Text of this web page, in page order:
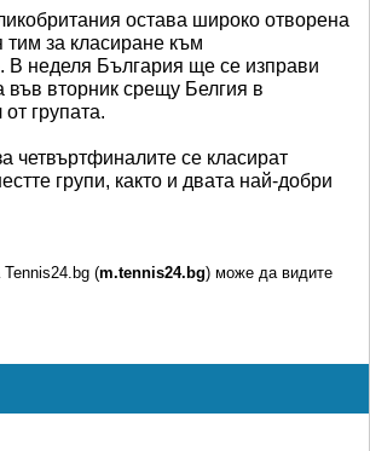
остава широко отворена
за класиране към
В неделя България ще се изправи
вторник срещу Белгия в
групата.
четвъртфиналите се класират
групи, както и двата най-добри
(m.tennis24.bg) може да видите